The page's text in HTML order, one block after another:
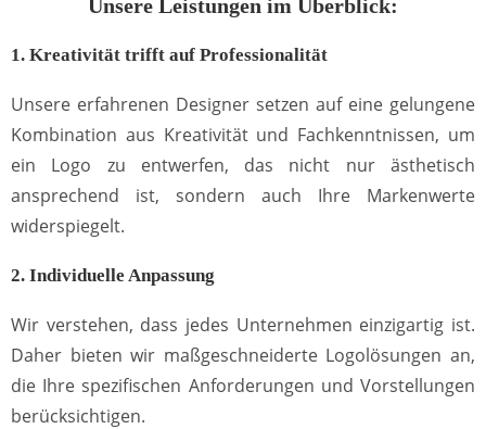
Unsere Leistungen im Überblick:
1. Kreativität trifft auf Professionalität
Unsere erfahrenen Designer setzen auf eine gelungene
Kombination aus Kreativität und Fachkenntnissen, um
ein Logo zu entwerfen, das nicht nur ästhetisch
ansprechend ist, sondern auch Ihre Markenwerte
widerspiegelt.
2. Individuelle Anpassung
Wir verstehen, dass jedes Unternehmen einzigartig ist.
Daher bieten wir maßgeschneiderte Logolösungen an,
die Ihre spezifischen Anforderungen und Vorstellungen
berücksichtigen.